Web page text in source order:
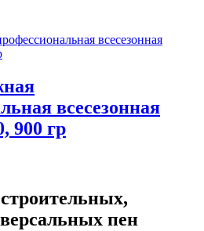
всесезонная
900 гр
пен